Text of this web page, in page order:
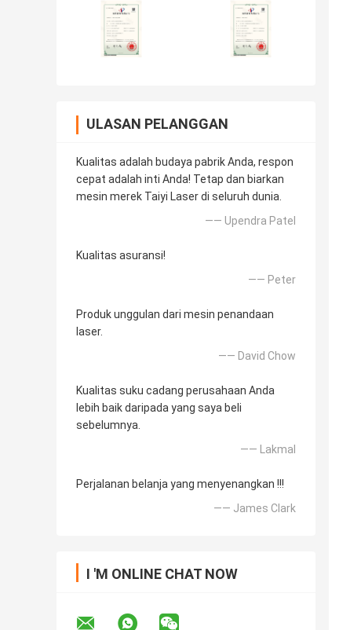
ULASAN PELANGGAN
Kualitas adalah budaya pabrik Anda, respon
cepat adalah inti Anda! Tetap dan biarkan
mesin merek Taiyi Laser di seluruh dunia.
—— Upendra Patel
Kualitas asuransi!
—— Peter
Produk unggulan dari mesin penandaan
laser.
—— David Chow
Kualitas suku cadang perusahaan Anda
lebih baik daripada yang saya beli
sebelumnya.
—— Lakmal
Perjalanan belanja yang menyenangkan !!!
—— James Clark
I 'M ONLINE CHAT NOW